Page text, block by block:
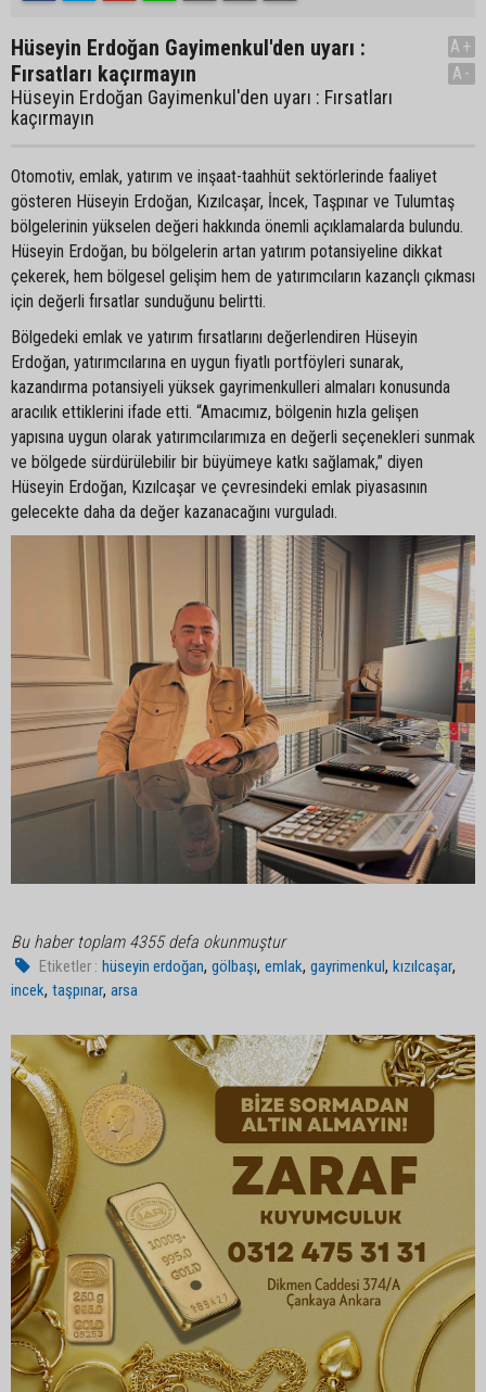
Hüseyin Erdoğan Gayimenkul'den uyarı :
Fırsatları kaçırmayın
Hüseyin Erdoğan Gayimenkul'den uyarı : Fırsatları
kaçırmayın
A+
A-
Otomotiv, emlak, yatırım ve inşaat-taahhüt sektörlerinde faaliyet
gösteren Hüseyin Erdoğan, Kızılcaşar, İncek, Taşpınar ve Tulumtaş
bölgelerinin yükselen değeri hakkında önemli açıklamalarda bulundu.
Hüseyin Erdoğan, bu bölgelerin artan yatırım potansiyeline dikkat
çekerek, hem bölgesel gelişim hem de yatırımcıların kazançlı çıkması
için değerli fırsatlar sunduğunu belirtti.
Bölgedeki emlak ve yatırım fırsatlarını değerlendiren Hüseyin
Erdoğan, yatırımcılarına en uygun fiyatlı portföyleri sunarak,
kazandırma potansiyeli yüksek gayrimenkulleri almaları konusunda
aracılık ettiklerini ifade etti. “Amacımız, bölgenin hızla gelişen
yapısına uygun olarak yatırımcılarımıza en değerli seçenekleri sunmak
ve bölgede sürdürülebilir bir büyümeye katkı sağlamak,” diyen
Hüseyin Erdoğan, Kızılcaşar ve çevresindeki emlak piyasasının
gelecekte daha da değer kazanacağını vurguladı.
Bu haber toplam 4355 defa okunmuştur
Etiketler : hüseyin erdoğan,gölbaşı,emlak,gayrimenkul,kızılcaşar,
incek, taşpınar, arsa